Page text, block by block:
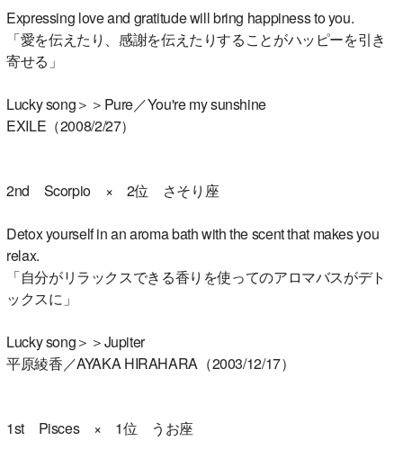
Expressing love and gratitude will bring happiness to you.
「愛を伝えたり、感謝を伝えたりすることがハッピーを引き
寄せる」
Lucky song＞＞Pure／You're my sunshine
EXILE（2008/2/27）
2nd Scorpio × 2位 さそり座
Detox yourself in an aroma bath with the scent that makes you
relax.
「自分がリラックスできる香りを使ってのアロマバスがデト
ックスに」
Lucky song＞＞Jupiter
平原綾香／AYAKA HIRAHARA（2003/12/17）
1st Pisces × 1位 うお座